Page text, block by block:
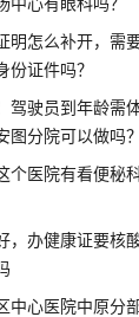
中心有眼科吗？
明怎么补开，需
份证件吗？
驾驶员到年龄需
图分院可以做吗？
个医院有看便秘
，办健康证要核
中心医院中原分